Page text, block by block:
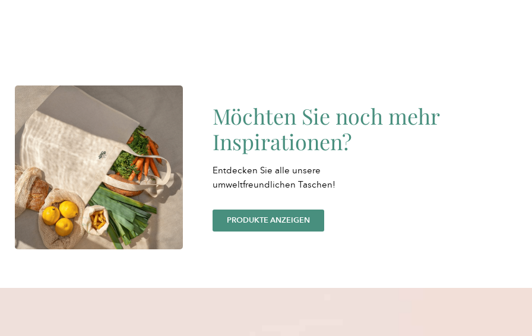
Möchten Sie noch mehr
Inspirationen?
Entdecken Sie alle unsere
umweltfreundlichen Taschen!
PRODUKTE ANZEIGEN